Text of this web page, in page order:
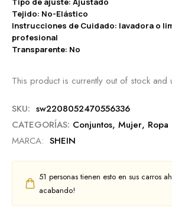
Tejido: No-Elástico
Instrucciones de Cuidado: lavadora o
profesional
Transparente: No
This product is currently out of stock and
SKU: sw2208052470556336
CATEGORÍAS: Conjuntos, Mujer, Ropa
MARCA: SHEIN
51 personas tienen esto en sus carros
acabando!